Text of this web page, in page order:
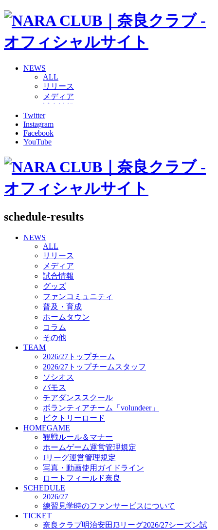
NEWS
ALL
リリース
メディア
グッズ
ファンコミュニティ
普及・育成
ホームタウン
その他
2026/27トップチーム
2026/27トップチームスタッフ
バモス
ボランティアチーム「volundeer」
ビクトリーロード
HOMEGAME
観戦ルール＆マナー
ホームゲーム運営管理規定
Jリーグ運営管理規定
写真・動画使用ガイドライン
ロートフィールド奈良
SCHEDULE
2026/27
練習見学時のファンサービスについて
TICKET
奈良クラブ明治安田J3リーグ2026/27シーズン試
合観戦チケット
奈良クラブ明治安田Ｊ3リーグ 2026/27シーズン
「鹿パス」
観戦ルール＆マナー
FANCOMMUNITY
2026/27ファンコミュニティ
サポートショップ
GOODS
オフィシャルストア（実店舗）
オンラインストア
ACADEMY
アカデミーについて
プロジェクト
コーチ&スタッフ
ジュニア
ジュニアユース
ユース
Twitter
Instagram
Facebook
YouTube
schedule-results
NEWS
ALL
リリース
メディア
試合情報
グッズ
ファンコミュニティ
普及・育成
ホームタウン
コラム
その他
TEAM
2026/27トップチーム
2026/27トップチームスタッフ
ソシオス
バモス
チアダンススクール
ボランティアチーム「volundeer」
ビクトリーロード
HOMEGAME
観戦ルール＆マナー
ホームゲーム運営管理規定
Jリーグ運営管理規定
写真・動画使用ガイドライン
ロートフィールド奈良
SCHEDULE
2026/27
練習見学時のファンサービスについて
TICKET
奈良クラブ明治安田J3リーグ2026/27シーズン試